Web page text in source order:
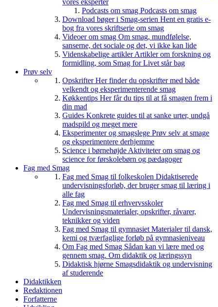
vores eksperter
Podcasts om smag Podcasts om smag
Download bøger i Smag-serien Hent en gratis e-
bog fra vores skriftserie om smag
Videoer om smag Om smag, mundfølelse,
sanserne, det sociale og det, vi ikke kan lide
Videnskabelige artiklerArtikler om forskning og
formidling, som Smag for Livet står bag
Prøv selv
OpskrifterHer finder du opskrifter med både
velkendt og eksperimenterende smag
Køkkentips Her får du tips til at få smagen frem i
din mad
Guides Konkrete guides til at sanke urter, undgå
madspild og meget mere
Eksperimenter og smagslege Prøv selv at smage
og eksperimentere derhjemme
Science i børnehøjde Aktiviteter om smag og
science for førskolebørn og pædagoger
Fag med Smag
Fag med Smag til folkeskolen Didaktiserede
undervisningsforløb, der bruger smag til læring i
alle fag
Fag med Smag til erhvervsskoler
Undervisningsmaterialer, opskrifter, råvarer,
teknikker og viden
Fag med Smag til gymnasiet Materialer til dansk,
kemi og tværfaglige forløb på gymnasieniveau
Om Fag med Smag Sådan kan vi lære med og
gennem smag. Om didaktik og læringssyn
Didaktisk hjørne Smagsdidaktik og undervisning
af studerende
Didaktikken
Redaktionen
Forfatterne